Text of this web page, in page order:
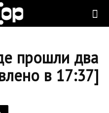
прошли два
в 17:37]